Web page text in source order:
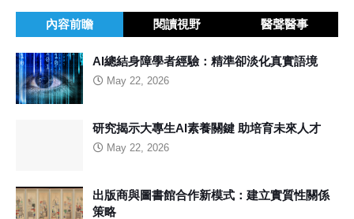
內容前瞻 閱讀視野 醫聲醫事
AI總結身障學者經驗：精準卻淡化真實語境
May 22, 2026
研究揭示大專生AI素養關鍵 助培育未來人才
May 22, 2026
出版商與圖書館合作新模式：建立實質性關係
策略